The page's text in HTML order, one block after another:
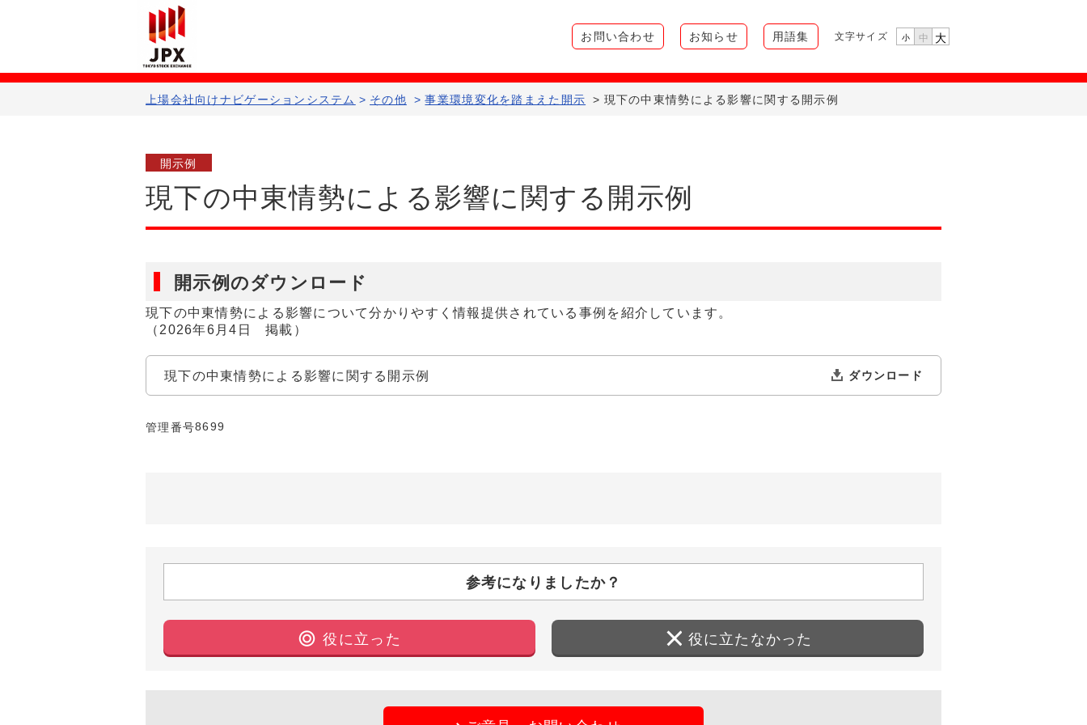
お問い合わせ お知らせ 用語集 文字サイズ 小 中 大
上場会社向けナビゲーションシステム​ > その他 > 事業環境変化を踏まえた開示 > 現下の中東情勢による影響に関する開示例
開示例
現下の中東情勢による影響に関する開示例
開示例のダウンロード
現下の中東情勢による影響について分かりやすく情報提供されている事例を紹介しています。
（2026年6月4日 掲載）
現下の中東情勢による影響に関する開示例
管理番号8699
参考になりましたか？
役に立った 役に立たなかった